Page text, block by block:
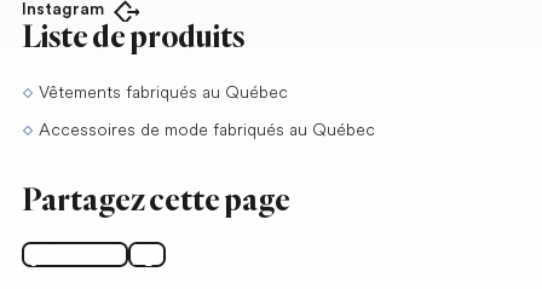
InstagramOuvrir dans un nouvel onglet
Liste de produits
Vêtements fabriqués au Québec
Accessoires de mode fabriqués au Québec
Partagez cette page
Facebook X